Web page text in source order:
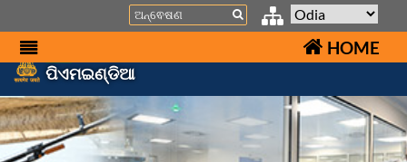
Search
HOME
ପିଏମଇଣ୍ଡିଆ